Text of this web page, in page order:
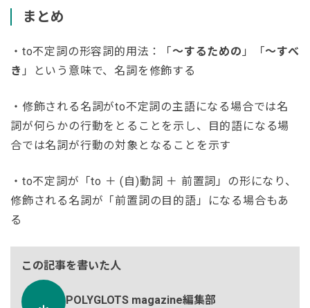
まとめ
・to不定詞の形容詞的用法：「～するための 」「～すべ
き 」という意味で、名詞を修飾する
・修飾される名詞がto不定詞の主語になる場合では名
詞が何らかの行動をとることを示し、目的語になる場
合では名詞が行動の対象となることを示す
・to不定詞が「to ＋ (自)動詞 ＋ 前置詞」の形になり、
修飾される名詞が「前置詞の目的語」になる場合もあ
る
この記事を書いた人
POLYGLOTS magazine編集部